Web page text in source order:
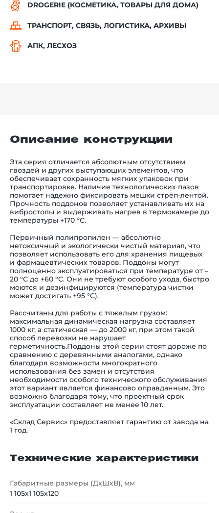
DROGERIE (КОСМЕТИКА, ТОВАРЫ ДЛЯ ДОМА)
ТРАНСПОРТ, СВЯЗЬ, ЛОГИСТИКА, АРХИВЫ
АПК, ЛЕСХОЗ
Описание конструкции
Эта серия отличается абсолютным отсутствием
гвоздей и других выступающих элементов, что
обеспечивает сохранность мягких упаковок при
транспортировке. Наличие технологических пазов
помогает надежно фиксировать мешки стреп-лентой.
Прочность поддонов позволяет устанавливать их на
вибростолы и выдерживать нагрев в термокамере до
температуры +170 ºС.
Первичный полипропилен — абсолютно
нетоксичный и экологически чистый материал, что
позволяет использовать его для хранения пищевых
и фармацевтических товаров. Поддоны могут
полноценно эксплуатироваться при температуре от –
20 °С до +60 °С. Они не требуют особого ухода, быстро
моются и дезинфицируются (температура чистки
может достигать +95 °С).
Рассчитаны для работы с тяжелым грузом:
максимальная динамическая нагрузка составляет
1000 кг, а статическая — до 2000 кг, при этом такой
способ перевозки не нарушает
герметичность.Поддоны этой серии стоят дороже по
сравнению с деревянными аналогами, однако
благодаря возможности многократного
использования без замен и отсутствия
необходимости особого технического обслуживания
этот вариант является финансово оправданным. Это
возможно благодаря тому, что проектный срок
эксплуатации составляет не менее 10 лет.
«Склад Сервис» предоставляет гарантию от завода на
1 год.
Технические характеристики
Габаритные размеры (ДхШхВ), мм
1 105х1 105х120